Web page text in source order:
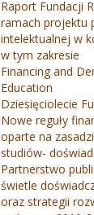
Raport Fundacji
ramach projektu
intelektualnej w
w tym zakresie
Financing and
Education
Dziesięciolecie
Nowe reguły
oparte na
studiów-
Partnerstwo
świetle
oraz strategii